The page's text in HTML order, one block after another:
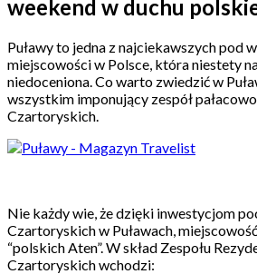
weekend w duchu
Puławy to jedna z najciekawszych pod
miejscowości w Polsce, która niestety
niedoceniona. Co warto zwiedzić w
wszystkim imponujący zespół
Czartoryskich.
Nie każdy wie, że dzięki inwestycjom
Czartoryskich w Puławach,
“polskich Aten”. W skład Zespołu
Czartoryskich wchodzi: